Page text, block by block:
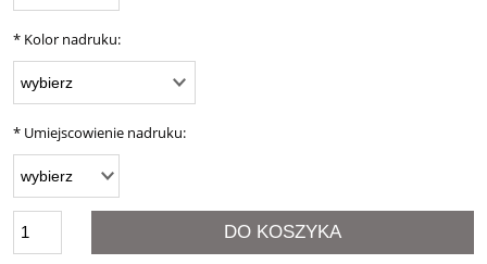
* Kolor nadruku:
* Umiejscowienie nadruku:
DO KOSZYKA